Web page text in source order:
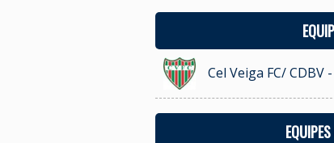
Cel Veiga FC/ CDBV